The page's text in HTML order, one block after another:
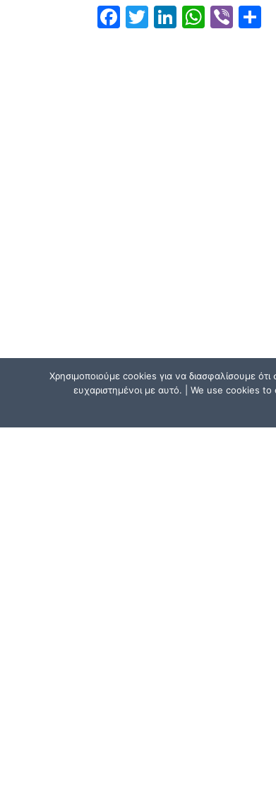
Facebook
Twitter
LinkedIn
Viber
Χρησιμοποιούμε cookies για να διασφαλίσουμε
ευχαριστημένοι με αυτό. | We use